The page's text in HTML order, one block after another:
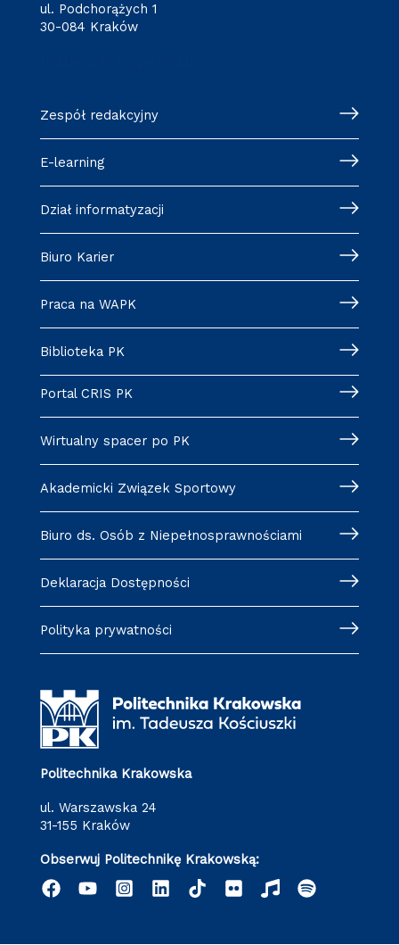
ul. Podchorążych 1
30-084 Kraków
Zespół redakcyjny
E-learning
Dział informatyzacji
Biuro Karier
Praca na WAPK
Biblioteka PK
Portal CRIS PK
Wirtualny spacer po PK
Akademicki Związek Sportowy
Biuro ds. Osób z Niepełnosprawnościami
Deklaracja Dostępności
Polityka prywatności
Politechnika Krakowska
ul. Warszawska 24
31-155 Kraków
Obserwuj Politechnikę Krakowską: